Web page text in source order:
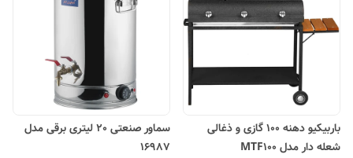
باربیکیو دهنه 100 گازی و ذغالی
شعله دار مدل MTF100
سماور صنعتی 20 لیتری برقی مدل
16987